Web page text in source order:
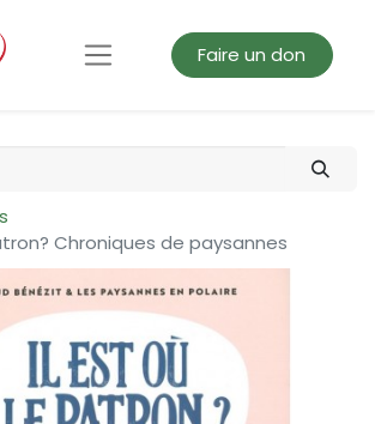
Faire un don
Chroniques de paysannes